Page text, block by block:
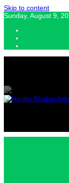
Skip to content
Sunday, August 9,